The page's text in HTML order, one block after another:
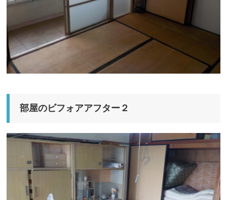
部屋のビフォアアフター２